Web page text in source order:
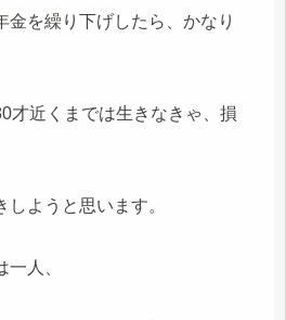
金を繰り下げしたら、かなり
才近くまでは生きなきゃ、損
ようと思います。
人、